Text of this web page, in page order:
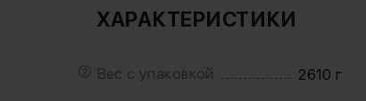
ХАРАКТЕРИСТИКИ
Вес с упаковкой 2610 г